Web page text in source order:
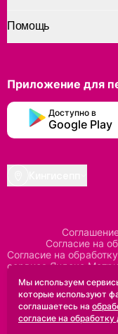
Помощь
Приложение для
Доступно в
Google Play
Согласие на
Согласие на
сервиса Яндекс
Согласие на
сервиса Mindbox
Положение по
Политика
Мы используем
которые используют
соглашаетесь на
согласие на